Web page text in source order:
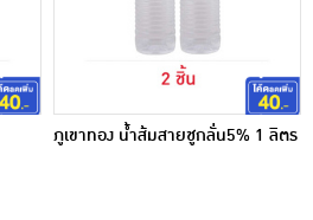
ภูเขาทอง น้ำส้มสายชูกลั่น5% 1 ลิตร